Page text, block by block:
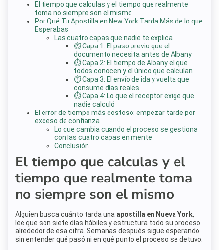
El tiempo que calculas y el tiempo que realmente
toma no siempre son el mismo
Por Qué Tu Apostilla en New York Tarda Más de lo que
Esperabas
Las cuatro capas que nadie te explica
⏱️ Capa 1: El paso previo que el
documento necesita antes de Albany
⏱️ Capa 2: El tiempo de Albany el que
todos conocen y el único que calculan
⏱️ Capa 3: El envío de ida y vuelta que
consume días reales
⏱️ Capa 4: Lo que el receptor exige que
nadie calculó
El error de tiempo más costoso: empezar tarde por
exceso de confianza
Lo que cambia cuando el proceso se gestiona
con las cuatro capas en mente
Conclusión
El tiempo que calculas y el
tiempo que realmente toma
no siempre son el mismo
Alguien busca cuánto tarda una apostilla en Nueva York,
lee que son siete días hábiles y estructura todo su proceso
alrededor de esa cifra. Semanas después sigue esperando
sin entender qué pasó ni en qué punto el proceso se detuvo.